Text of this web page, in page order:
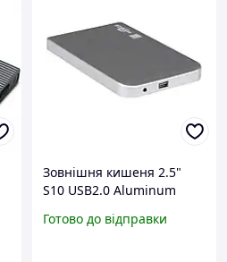
Зовнішня кишеня 2.5"
S10 USB2.0 Aluminum
Готово до відправки